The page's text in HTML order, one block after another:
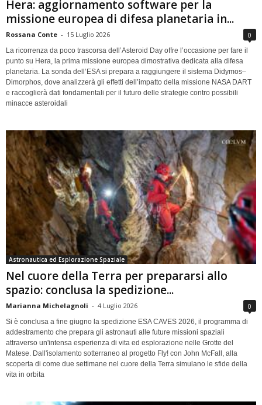
Hera: aggiornamento software per la
missione europea di difesa planetaria in...
Rossana Conte - 15 Luglio 2026 0
La ricorrenza da poco trascorsa dell’Asteroid Day offre l’occasione per fare il
punto su Hera, la prima missione europea dimostrativa dedicata alla difesa
planetaria. La sonda dell’ESA si prepara a raggiungere il sistema Didymos–
Dimorphos, dove analizzerà gli effetti dell’impatto della missione NASA DART
e raccoglierà dati fondamentali per il futuro delle strategie contro possibili
minacce asteroidali
Astronautica ed Esplorazione Spaziale
Nel cuore della Terra per prepararsi allo
spazio: conclusa la spedizione...
Marianna Michelagnoli - 4 Luglio 2026 0
Si è conclusa a fine giugno la spedizione ESA CAVES 2026, il programma di
addestramento che prepara gli astronauti alle future missioni spaziali
attraverso un'intensa esperienza di vita ed esplorazione nelle Grotte del
Matese. Dall'isolamento sotterraneo al progetto Fly! con John McFall, alla
scoperta di come due settimane nel cuore della Terra simulano le sfide della
vita in orbita